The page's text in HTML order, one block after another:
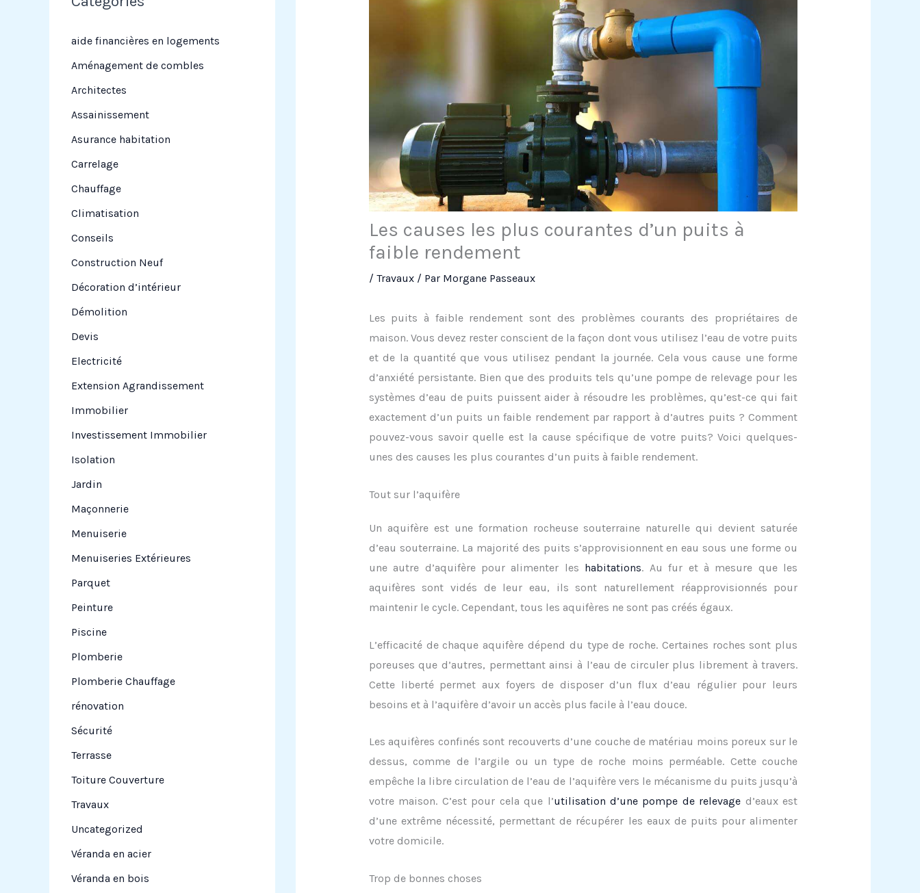
r
r
:
aide financières en logements
Aménagement de combles
Architectes
Assainissement
Asurance habitation
Carrelage
Chauffage
Climatisation
Conseils
Construction Neuf
Décoration d’intérieur
Démolition
Devis
Electricité
Extension Agrandissement
Immobilier
Investissement Immobilier
Isolation
Jardin
Maçonnerie
Menuiserie
Menuiseries Extérieures
Parquet
Peinture
Piscine
Plomberie
Plomberie Chauffage
rénovation
Sécurité
Terrasse
Toiture Couverture
Travaux
Uncategorized
Véranda en acier
Véranda en bois
Les causes les plus courantes d’un puits à
faible rendement
/ Travaux/ Par Morgane Passeaux
Les puits à faible rendement sont des problèmes courants des propriétaires de
maison. Vous devez rester conscient de la façon dont vous utilisez l’eau de votre puits
et de la quantité que vous utilisez pendant la journée. Cela vous cause une forme
d’anxiété persistante. Bien que des produits tels qu’une pompe de relevage pour les
systèmes d’eau de puits puissent aider à résoudre les problèmes, qu’est-ce qui fait
exactement d’un puits un faible rendement par rapport à d’autres puits ? Comment
pouvez-vous savoir quelle est la cause spécifique de votre puits? Voici quelques-
unes des causes les plus courantes d’un puits à faible rendement.
Tout sur l’aquifère
Un aquifère est une formation rocheuse souterraine naturelle qui devient saturée
d’eau souterraine. La majorité des puits s’approvisionnent en eau sous une forme ou
une autre d’aquifère pour alimenter les habitations. Au fur et à mesure que les
aquifères sont vidés de leur eau, ils sont naturellement réapprovisionnés pour
maintenir le cycle. Cependant, tous les aquifères ne sont pas créés égaux.
L’efficacité de chaque aquifère dépend du type de roche. Certaines roches sont plus
poreuses que d’autres, permettant ainsi à l’eau de circuler plus librement à travers.
Cette liberté permet aux foyers de disposer d’un flux d’eau régulier pour leurs
besoins et à l’aquifère d’avoir un accès plus facile à l’eau douce.
Les aquifères confinés sont recouverts d’une couche de matériau moins poreux sur le
dessus, comme de l’argile ou un type de roche moins perméable. Cette couche
empêche la libre circulation de l’eau de l’aquifère vers le mécanisme du puits jusqu’à
votre maison. C’est pour cela que l’utilisation d’une pompe de relevage d’eaux est
d’une extrême nécessité, permettant de récupérer les eaux de puits pour alimenter
votre domicile.
Trop de bonnes choses